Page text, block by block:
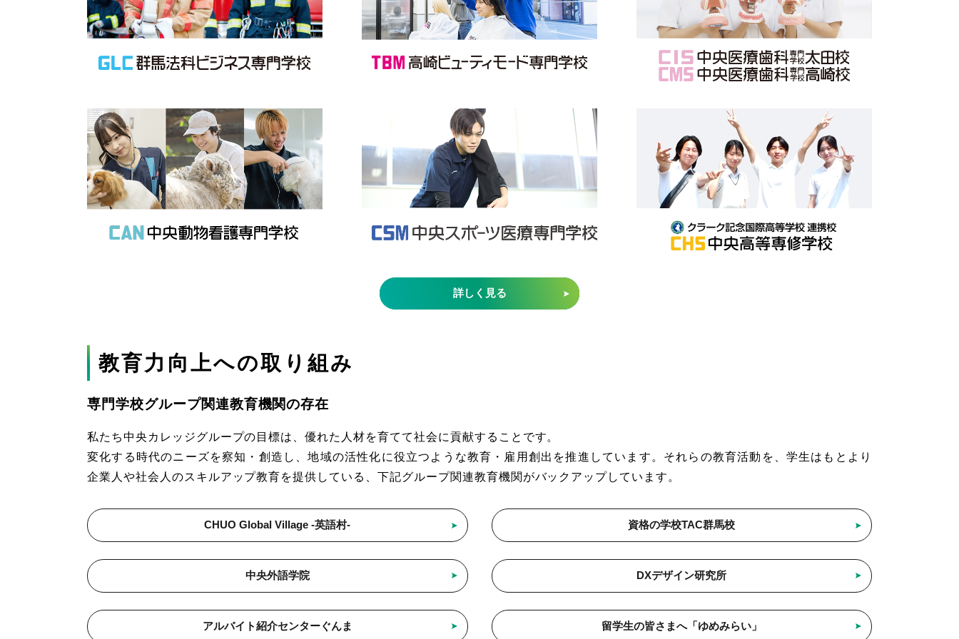
詳しく見る
教育力向上への取り組み
専門学校グループ関連教育機関の存在
私たち中央カレッジグループの目標は、優れた人材を育てて社会に貢献することです。
変化する時代のニーズを察知・創造し、地域の活性化に役立つような教育・雇用創出を推進しています。それらの教育活動を、学生はもとより
企業人や社会人のスキルアップ教育を提供している、下記グループ関連教育機関がバックアップしています。
CHUO Global Village -英語村- 資格の学校TAC群馬校
中央外語学院 DXデザイン研究所
アルバイト紹介センターぐんま 留学生の皆さまへ「ゆめみらい」